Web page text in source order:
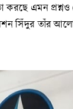
করছে এমন
সিঁদুর তাঁর